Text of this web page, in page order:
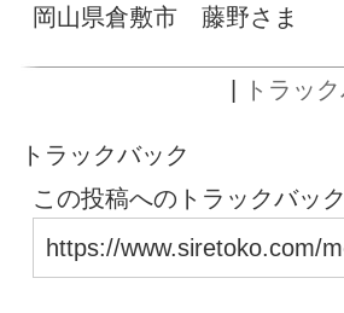
岡山県倉敷市 藤野さま
| トラッ
トラックバック
この投稿へのトラックバッ
https://www.siretoko.com/